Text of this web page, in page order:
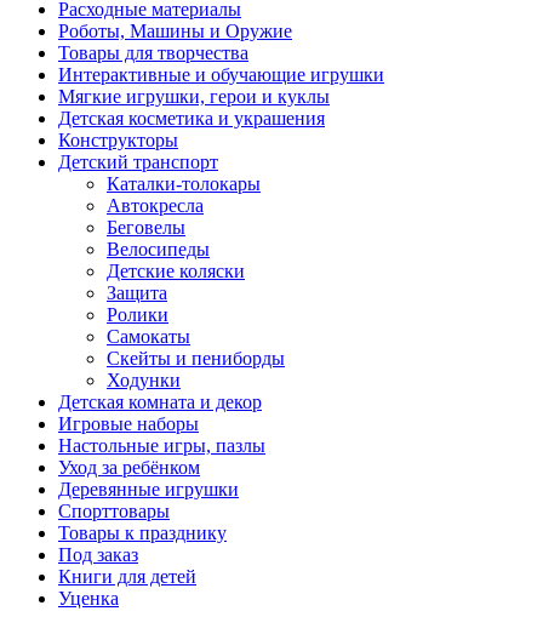
Расходные материалы
Роботы, Машины и Оружие
Товары для творчества
Интерактивные и обучающие игрушки
Мягкие игрушки, герои и куклы
Детская косметика и украшения
Конструкторы
Детский транспорт
Каталки-толокары
Автокресла
Беговелы
Велосипеды
Детские коляски
Защита
Ролики
Самокаты
Скейты и пениборды
Ходунки
Детская комната и декор
Игровые наборы
Настольные игры, пазлы
Уход за ребёнком
Деревянные игрушки
Спорттовары
Товары к празднику
Под заказ
Книги для детей
Уценка